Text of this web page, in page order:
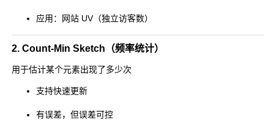
应用：网站 UV（独立访客数）
2. Count-Min Sketch（频率统计）
用于估计某个元素出现了多少次
支持快速更新
有误差，但误差可控